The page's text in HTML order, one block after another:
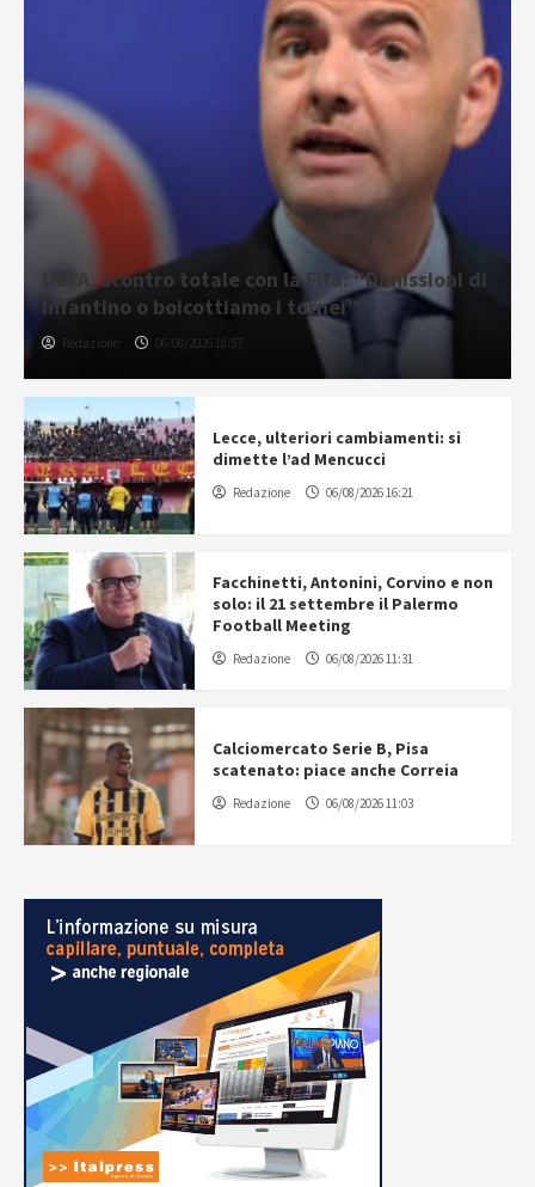
UEFA, scontro totale con la Fifa: “Dimissioni di
Infantino o boicottiamo i tornei”
Redazione 06/08/2026 18:57
Lecce, ulteriori cambiamenti: si
dimette l’ad Mencucci
Redazione 06/08/2026 16:21
Facchinetti, Antonini, Corvino e non
solo: il 21 settembre il Palermo
Football Meeting
Redazione 06/08/2026 11:31
Calciomercato Serie B, Pisa
scatenato: piace anche Correia
Redazione 06/08/2026 11:03